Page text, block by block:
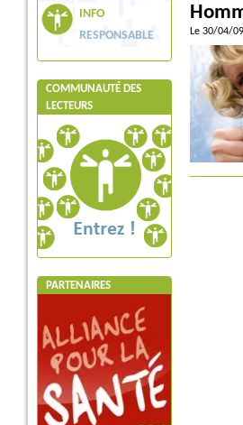
INFO
RESPONSABLE
COMMUNAUTÉ DES
LECTEURS
PARTENAIRES
Le 30/04/09